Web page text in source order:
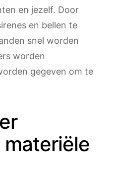
en jezelf. Door
en bellen te
snel worden
worden
gegeven om te